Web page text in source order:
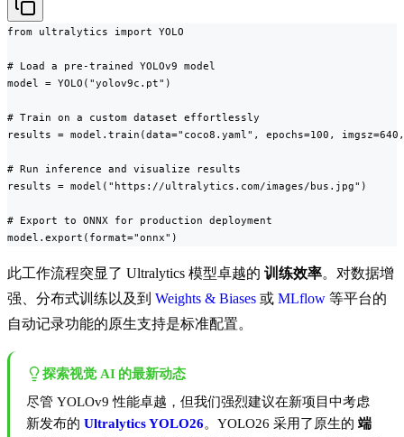
from ultralytics import YOLO
# Load a pre-trained YOLOv9 model
model = YOLO("yolov9c.pt")
# Train on a custom dataset effortlessly
results = model.train(data="coco8.yaml", epochs=100,
# Run inference and visualize results
results = model("https://ultralytics.com/images/bus.jpg")
# Export to ONNX for production deployment
model.export(format="onnx")
此工作流程突显了 Ultralytics 模型卓越的 训练效率。对数据增
强、分布式训练以及到 Weights & Biases 或 MLflow 等平台的
自动记录功能的原生支持是标准配置。
探索视觉 AI 的最新动态
尽管 YOLOv9 性能卓越，但我们强烈建议在新项目中考虑
新发布的 Ultralytics YOLO26。YOLO26 采用了原生的 端